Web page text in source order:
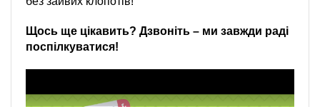
Щось ще цікавить? Дзвоніть – ми завжди раді
поспілкуватися!